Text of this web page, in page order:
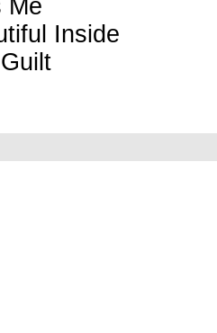
Me
Inside